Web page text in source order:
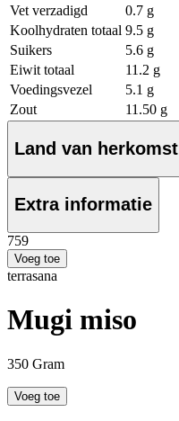
Vet verzadigd
0.7 g
Koolhydraten totaal 9.5 g
Suikers
5.6 g
Eiwit totaal
11.2 g
Voedingsvezel
5.1 g
Zout
11.50 g
Land van herkomst
Extra informatie
759
Voeg toe
terrasana
Mugi miso
350 Gram
Voeg toe